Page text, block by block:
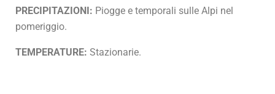
PRECIPITAZIONI: Piogge e temporali sulle Alpi nel
pomeriggio.
TEMPERATURE: Stazionarie.